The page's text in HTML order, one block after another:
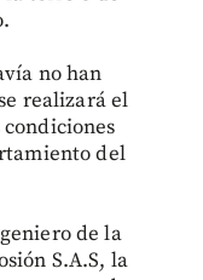
no han
realizará el
del
de la
S.A.S, la